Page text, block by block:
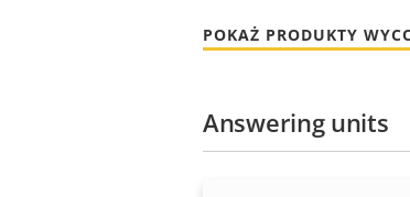
POKAŻ PRODUKTY
Answering units